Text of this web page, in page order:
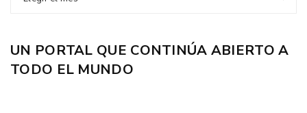
UN PORTAL QUE CONTINÚA ABIERTO A
TODO EL MUNDO